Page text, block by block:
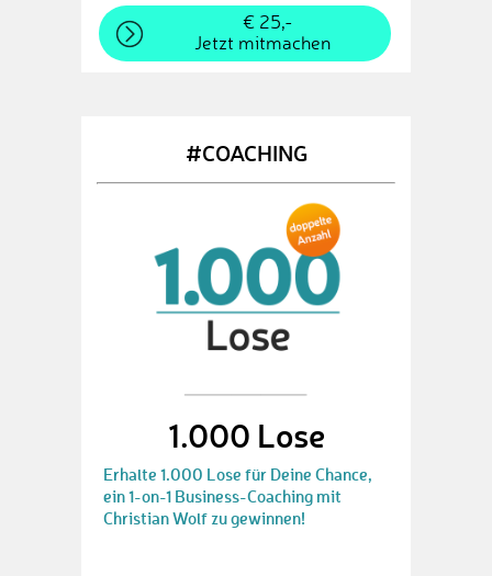
€ 25,-
Jetzt mitmachen
#COACHING
1.000 Lose
Erhalte 1.000 Lose für Deine Chance,
ein 1-on-1 Business-Coaching mit
Christian Wolf zu gewinnen!